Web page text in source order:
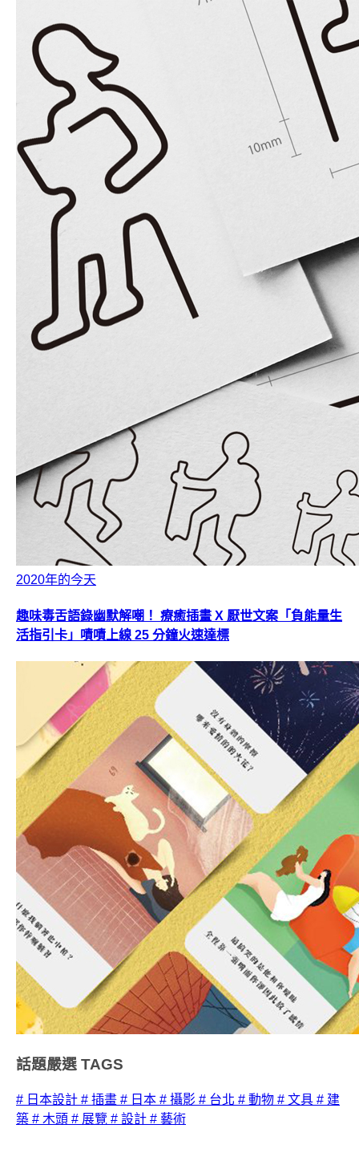
2020年的今天
趣味毒舌語錄幽默解嘲！ 療癒插畫 X 厭世文案「負能量生
活指引卡」嘖嘖上線 25 分鐘火速達標
話題嚴選 TAGS
# 日本設計 # 插畫 # 日本 # 攝影 # 台北 # 動物 # 文具 # 建
築 # 木頭 # 展覽 # 設計 # 藝術